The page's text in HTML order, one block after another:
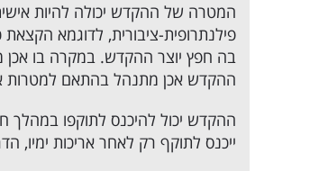
המטרה של ההקדש יכולה להיות
פילנתרופית-ציבורית, לדוגמא
בה חפץ יוצר ההקדש. במקרה בו
ההקדש אכן מתנהל בהתאם למטרות
ההקדש יכול להיכנס לתוקפו במהלך
ייכנס לתוקף רק לאחר אריכות ימיו,